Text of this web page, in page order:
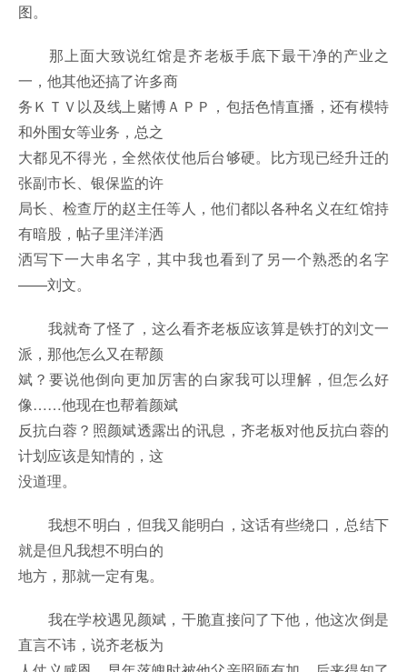
图。
那上面大致说红馆是齐老板手底下最干净的产业之
一，他其他还搞了许多商
务ＫＴＶ以及线上赌博ＡＰＰ，包括色情直播，还有模特
和外围女等业务，总之
大都见不得光，全然依仗他后台够硬。比方现已经升迁的
张副市长、银保监的许
局长、检查厅的赵主任等人，他们都以各种名义在红馆持
有暗股，帖子里洋洋洒
洒写下一大串名字，其中我也看到了另一个熟悉的名字
——刘文。
我就奇了怪了，这么看齐老板应该算是铁打的刘文一
派，那他怎么又在帮颜
斌？要说他倒向更加厉害的白家我可以理解，但怎么好
像……他现在也帮着颜斌
反抗白蓉？照颜斌透露出的讯息，齐老板对他反抗白蓉的
计划应该是知情的，这
没道理。
我想不明白，但我又能明白，这话有些绕口，总结下
就是但凡我想不明白的
地方，那就一定有鬼。
我在学校遇见颜斌，干脆直接问了下他，他这次倒是
直言不讳，说齐老板为